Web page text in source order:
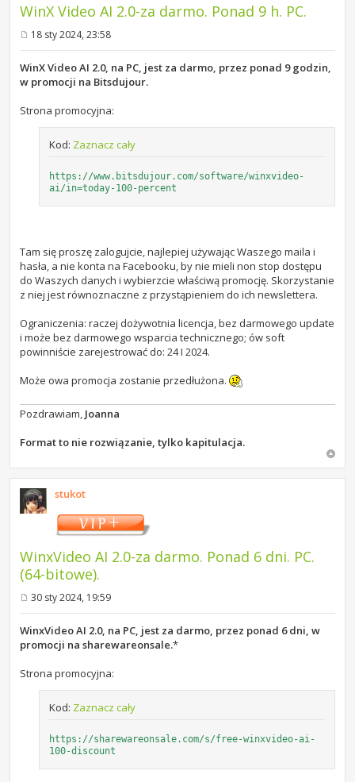
WinX Video AI 2.0-za darmo. Ponad 9 h. PC.
o
s
18 sty 2024, 23:58
WinX Video AI 2.0, na PC, jest za darmo, przez ponad 9 godzin,
w promocji na Bitsdujour.
Strona promocyjna:
Kod: Zaznacz cały
https://www.bitsdujour.com/software/winxvideo-
ai/in=today-100-percent
Tam się proszę zalogujcie, najlepiej używając Waszego maila i
hasła, a nie konta na Facebooku, by nie mieli non stop dostępu
do Waszych danych i wybierzcie właściwą promocję. Skorzystanie
z niej jest równoznaczne z przystąpieniem do ich newslettera.
Ograniczenia: raczej dożywotnia licencja, bez darmowego update
i może bez darmowego wsparcia technicznego; ów soft
powinniście zarejestrować do: 24 I 2024.
Może owa promocja zostanie przedłużona.
Pozdrawiam, Joanna
Format to nie rozwiązanie, tylko kapitulacja.
stukot
WinxVideo AI 2.0-za darmo. Ponad 6 dni. PC.
(64-bitowe).
o
s
30 sty 2024, 19:59
WinxVideo AI 2.0, na PC, jest za darmo, przez ponad 6 dni, w
promocji na sharewareonsale.*
Strona promocyjna:
Kod: Zaznacz cały
https://sharewareonsale.com/s/free-winxvideo-ai-
100-discount